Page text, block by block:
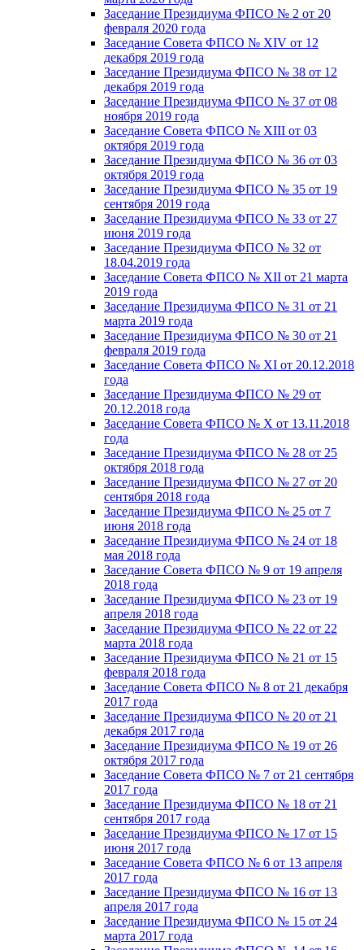
Заседание Президиума ФПСО № 2 от 20
февраля 2020 года
Заседание Совета ФПСО № XIV от 12
декабря 2019 года
Заседание Президиума ФПСО № 38 от 12
декабря 2019 года
Заседание Президиума ФПСО № 37 от 08
ноября 2019 года
Заседание Совета ФПСО № XIII от 03
октября 2019 года
Заседание Президиума ФПСО № 36 от 03
октября 2019 года
Заседание Президиума ФПСО № 35 от 19
сентября 2019 года
Заседание Президиума ФПСО № 33 от 27
июня 2019 года
Заседание Президиума ФПСО № 32 от
18.04.2019 года
Заседание Совета ФПСО № XII от 21 марта
2019 года
Заседание Президиума ФПСО № 31 от 21
марта 2019 года
Заседание Президиума ФПСО № 30 от 21
февраля 2019 года
Заседание Совета ФПСО № XI от 20.12.2018
года
Заседание Президиума ФПСО № 29 от
20.12.2018 года
Заседание Совета ФПСО № X от 13.11.2018
года
Заседание Президиума ФПСО № 28 от 25
октября 2018 года
Заседание Президиума ФПСО № 27 от 20
сентября 2018 года
Заседание Президиума ФПСО № 25 от 7
июня 2018 года
Заседание Президиума ФПСО № 24 от 18
мая 2018 года
Заседание Совета ФПСО № 9 от 19 апреля
2018 года
Заседание Президиума ФПСО № 23 от 19
апреля 2018 года
Заседание Президиума ФПСО № 22 от 22
марта 2018 года
Заседание Президиума ФПСО № 21 от 15
февраля 2018 года
Заседание Совета ФПСО № 8 от 21 декабря
2017 года
Заседание Президиума ФПСО № 20 от 21
декабря 2017 года
Заседание Президиума ФПСО № 19 от 26
октября 2017 года
Заседание Совета ФПСО № 7 от 21 сентября
2017 года
Заседание Президиума ФПСО № 18 от 21
сентября 2017 года
Заседание Президиума ФПСО № 17 от 15
июня 2017 года
Заседание Совета ФПСО № 6 от 13 апреля
2017 года
Заседание Президиума ФПСО № 16 от 13
апреля 2017 года
Заседание Президиума ФПСО № 15 от 24
марта 2017 года